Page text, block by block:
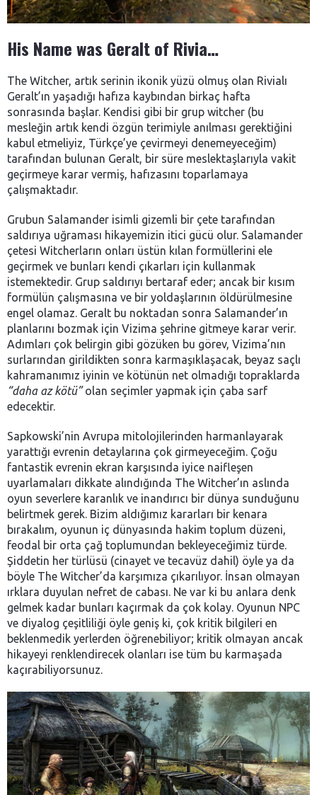
His Name was Geralt of Rivia…
The Witcher, artık serinin ikonik yüzü olmuş olan Rivialı
Geralt’ın yaşadığı hafıza kaybından birkaç hafta
sonrasında başlar. Kendisi gibi bir grup witcher (bu
mesleğin artık kendi özgün terimiyle anılması gerektiğini
kabul etmeliyiz, Türkçe’ye çevirmeyi denemeyeceğim)
tarafından bulunan Geralt, bir süre meslektaşlarıyla vakit
geçirmeye karar vermiş, hafızasını toparlamaya
çalışmaktadır.
Grubun Salamander isimli gizemli bir çete tarafından
saldırıya uğraması hikayemizin itici gücü olur. Salamander
çetesi Witcherların onları üstün kılan formüllerini ele
geçirmek ve bunları kendi çıkarları için kullanmak
istemektedir. Grup saldırıyı bertaraf eder; ancak bir kısım
formülün çalışmasına ve bir yoldaşlarının öldürülmesine
engel olamaz. Geralt bu noktadan sonra Salamander’ın
planlarını bozmak için Vizima şehrine gitmeye karar verir.
Adımları çok belirgin gibi gözüken bu görev, Vizima’nın
surlarından girildikten sonra karmaşıklaşacak, beyaz saçlı
kahramanımız iyinin ve kötünün net olmadığı topraklarda
“daha az kötü”olan seçimler yapmak için çaba sarf
edecektir.
Sapkowski’nin Avrupa mitolojilerinden harmanlayarak
yarattığı evrenin detaylarına çok girmeyeceğim. Çoğu
fantastik evrenin ekran karşısında iyice naifleşen
uyarlamaları dikkate alındığında The Witcher’ın aslında
oyun severlere karanlık ve inandırıcı bir dünya sunduğunu
belirtmek gerek. Bizim aldığımız kararları bir kenara
bırakalım, oyunun iç dünyasında hakim toplum düzeni,
feodal bir orta çağ toplumundan bekleyeceğimiz türde.
Şiddetin her türlüsü (cinayet ve tecavüz dahil) öyle ya da
böyle The Witcher’da karşımıza çıkarılıyor. İnsan olmayan
ırklara duyulan nefret de cabası. Ne var ki bu anlara denk
gelmek kadar bunları kaçırmak da çok kolay. Oyunun NPC
ve diyalog çeşitliliği öyle geniş ki, çok kritik bilgileri en
beklenmedik yerlerden öğrenebiliyor; kritik olmayan ancak
hikayeyi renklendirecek olanları ise tüm bu karmaşada
kaçırabiliyorsunuz.